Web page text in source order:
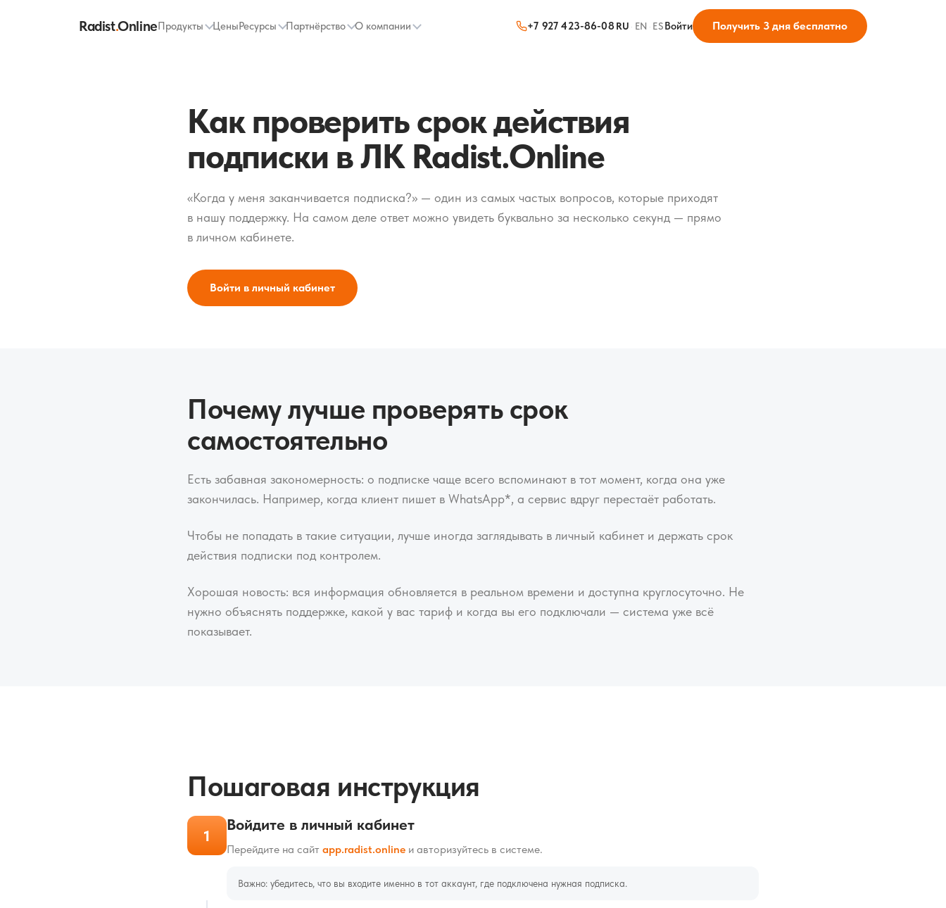
Radist.OnlineПродукты ЦеныРесурсы Партнёрство О компании +7 927 423-86-08 RU · EN · ESВойти Получить 3 дня бесплатно
Как проверить срок действия
подписки в ЛК Radist.Online
«Когда у меня заканчивается подписка?» — один из самых частых вопросов, которые приходят
в нашу поддержку. На самом деле ответ можно увидеть буквально за несколько секунд — прямо
в личном кабинете.
Войти в личный кабинет
Почему лучше проверять срок
самостоятельно
Есть забавная закономерность: о подписке чаще всего вспоминают в тот момент, когда она уже
закончилась. Например, когда клиент пишет в WhatsApp*, а сервис вдруг перестаёт работать.
Чтобы не попадать в такие ситуации, лучше иногда заглядывать в личный кабинет и держать срок
действия подписки под контролем.
Хорошая новость: вся информация обновляется в реальном времени и доступна круглосуточно. Не
нужно объяснять поддержке, какой у вас тариф и когда вы его подключали — система уже всё
показывает.
Пошаговая инструкция
1
Войдите в личный кабинет
Перейдите на сайт app.radist.online и авторизуйтесь в системе.
Важно: убедитесь, что вы входите именно в тот аккаунт, где подключена нужная подписка.